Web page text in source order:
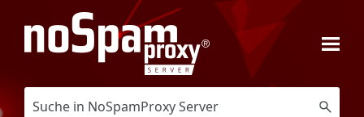
Zu Hauptinhalt springen